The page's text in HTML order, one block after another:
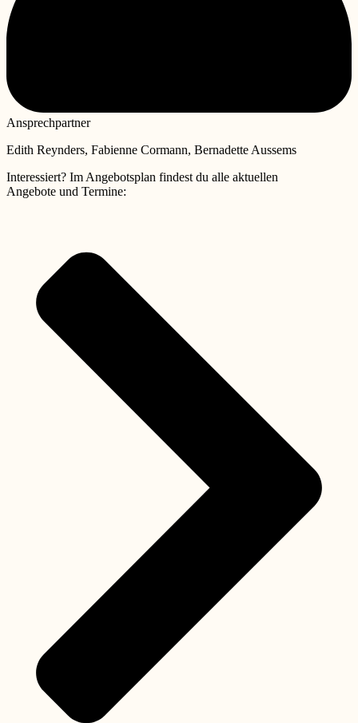
Ansprechpartner
Edith Reynders, Fabienne Cormann, Bernadette Aussems
Interessiert? Im Angebotsplan findest du alle aktuellen
Angebote und Termine: